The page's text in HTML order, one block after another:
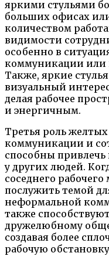
яркими стульями
больших офисах
количеством
видимости
особенно в
коммуникации или
Также, яркие
визуальный
делая рабочее
и энергичным.
Третья роль
коммуникации и
способны
у других людей.
соседнего
послужить темой
неформальной
также
дружелюбному
создавая более
рабочую